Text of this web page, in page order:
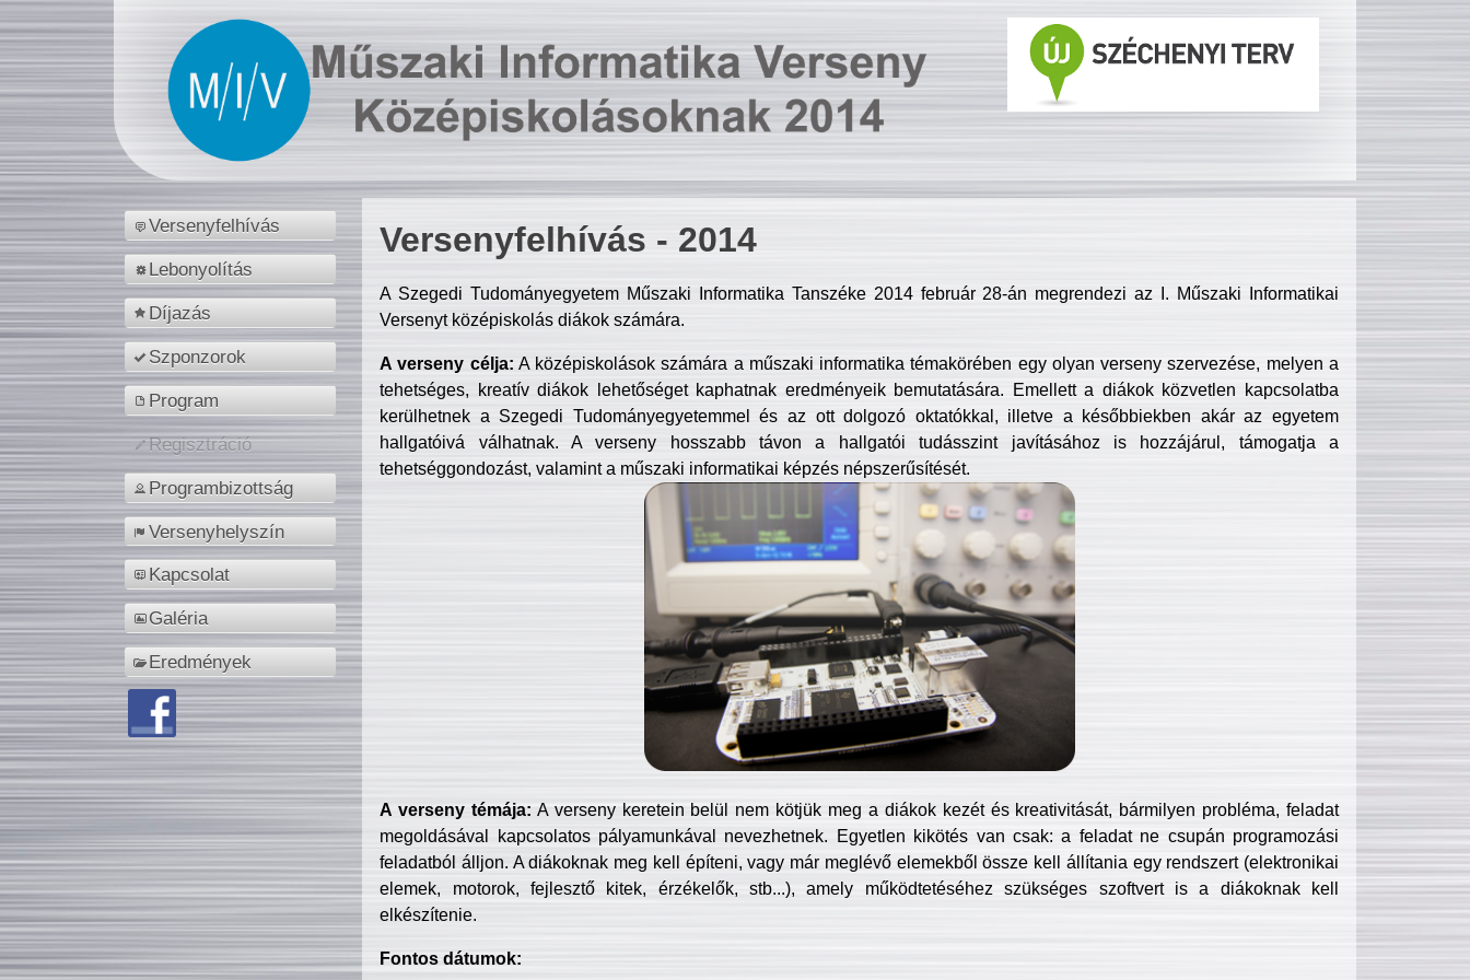
Versenyfelhívás
Lebonyolítás
Díjazás
Szponzorok
Program
Regisztráció
Programbizottság
Versenyhelyszín
Kapcsolat
Galéria
Eredmények
Versenyfelhívás - 2014
A Szegedi Tudományegyetem Műszaki Informatika Tanszéke 2014 február 28-án megrendezi az I. Műszaki Informatikai
Versenyt középiskolás diákok számára.
A verseny célja: A középiskolások számára a műszaki informatika témakörében egy olyan verseny szervezése, melyen a
tehetséges, kreatív diákok lehetőséget kaphatnak eredményeik bemutatására. Emellett a diákok közvetlen kapcsolatba
kerülhetnek a Szegedi Tudományegyetemmel és az ott dolgozó oktatókkal, illetve a későbbiekben akár az egyetem
hallgatóivá válhatnak. A verseny hosszabb távon a hallgatói tudásszint javításához is hozzájárul, támogatja a
tehetséggondozást, valamint a műszaki informatikai képzés népszerűsítését.
A verseny témája: A verseny keretein belül nem kötjük meg a diákok kezét és kreativitását, bármilyen probléma, feladat
megoldásával kapcsolatos pályamunkával nevezhetnek. Egyetlen kikötés van csak: a feladat ne csupán programozási
feladatból álljon. A diákoknak meg kell építeni, vagy már meglévő elemekből össze kell állítania egy rendszert (elektronikai
elemek, motorok, fejlesztő kitek, érzékelők, stb...), amely működtetéséhez szükséges szoftvert is a diákoknak kell
elkészítenie.
Fontos dátumok: